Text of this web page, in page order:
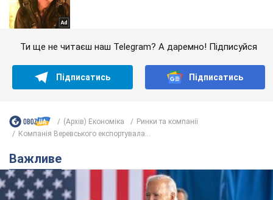
Ти ще не читаєш наш Telegram? А даремно! Підписуйся
Підписатись Підписатись
(Архів) Економіка
Ринки та компанії
Компанія Веревського експортувала...
Важливе